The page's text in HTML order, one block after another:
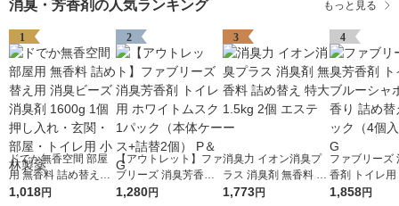
消臭・芳香剤の人気ランキング もっと見る
1
ドでか無香空間 部屋
用 無香料 詰め替え用
消臭ビーズ 消臭剤 16
1,018円
2
【アウトレット】ファ
ブリーズ 消臭芳香剤
トイレ用 ホワイトム
1,280円
3
消臭力 イオン消臭プ
ラス 消臭剤 無香料 詰
め替え 特大 1.5kg 2個
1,773円
4
ファブリーズ
香剤 トイレ用
シャボンの香
1,858円